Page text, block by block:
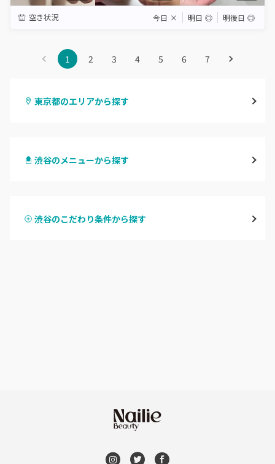
空き状況 今日 × 明日 ◎ 明後日 ◎
1 2 3 4 5 6 7
東京都のエリアから探す
原宿
渋谷のメニューから探す
ハンドスカルプ
渋谷のこだわり条件から探す